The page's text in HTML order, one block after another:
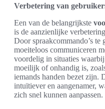
Verbetering van
Een van de belangrijkste
is de aanzienlijke
Door spraakcommando’s
moeiteloos communiceren
voordelig in situaties
moeilijk of onhandig is,
iemands handen bezet zijn.
intuïtiever en aangenamer,
zich snel kunnen aanpassen.